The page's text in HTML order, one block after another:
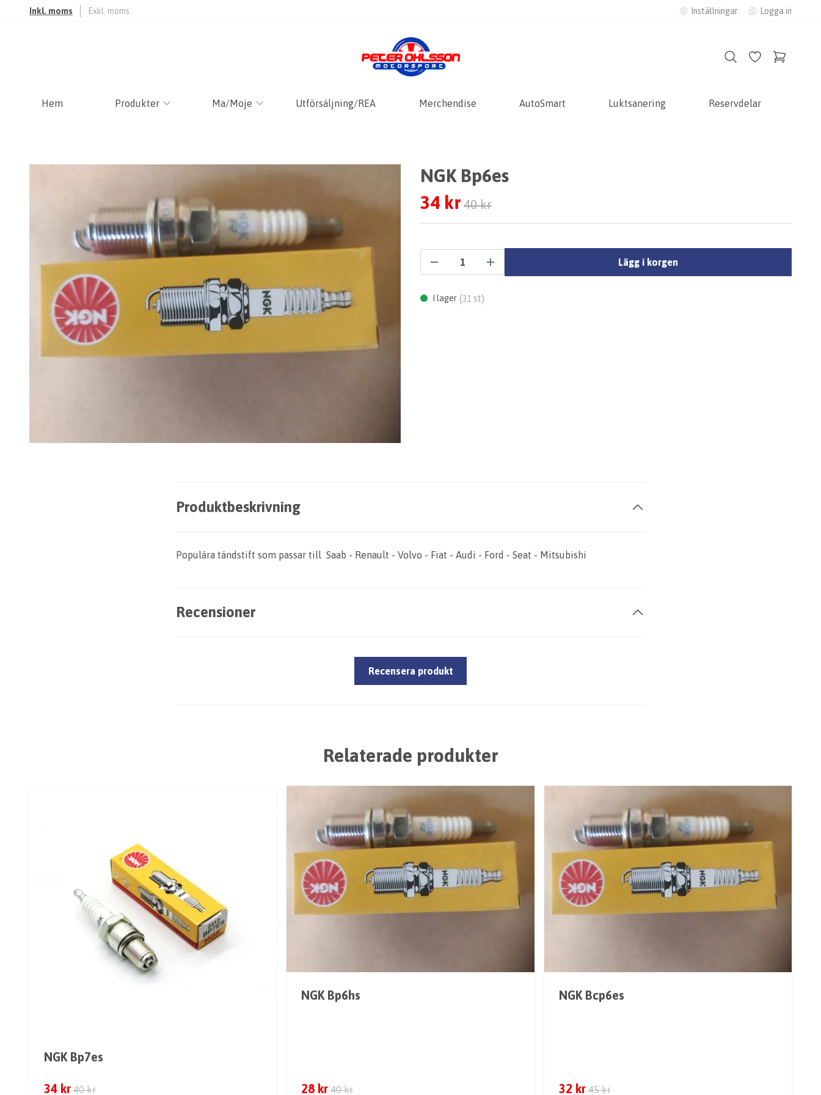
Inkl. moms Exkl. moms Inställningar Logga in
Hem Produkter Ma/Moje Utförsäljning/REA Merchendise AutoSmart Luktsanering Reservdelar
NGK Bp6es
34 kr 40 kr
Lägg i korgen
I lager (31 st)
Produktbeskrivning
Populära tändstift som passar till Saab - Renault - Volvo - Fiat - Audi - Ford - Seat - Mitsubishi
Recensioner
Recensera produkt
Relaterade produkter
NGK Bp7es
34 kr 40 kr
NGK Bp6hs
28 kr 40 kr
NGK Bcp6es
32 kr 45 kr